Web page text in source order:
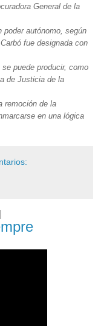
General de la
poder autónomo, según
fue designada con
puede producir, como
de Justicia de la
remoción de la
en una lógica